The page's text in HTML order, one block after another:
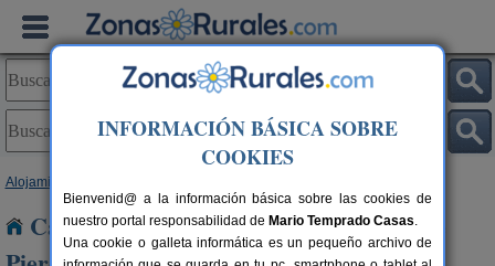
Alojamientos
Casas Rurales cerca de Els Hostelets de
INFORMACIÓN BÁSICA SOBRE
COOKIES
Bienvenid@ a la información básica sobre las cookies de
nuestro portal responsabilidad de Mario Temprado Casas.
Una cookie o galleta informática es un pequeño archivo de